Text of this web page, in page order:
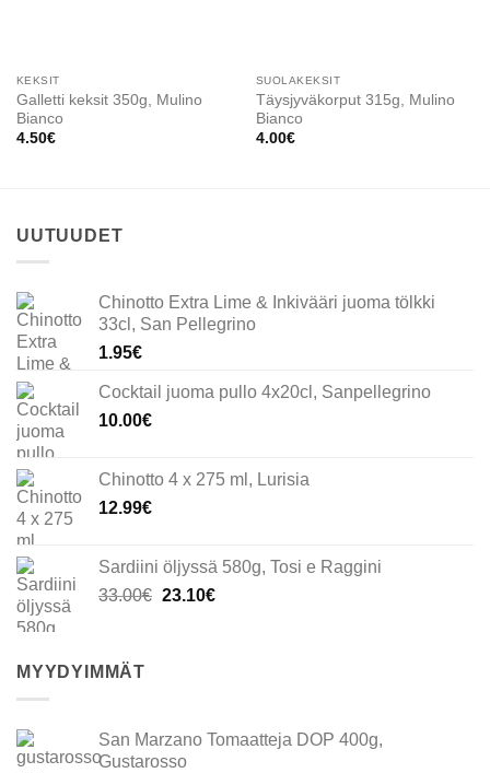
KEKSIT
Galletti keksit 350g, Mulino
Bianco
4.50€
SUOLAKEKSIT
Täysjyväkorput 315g, Mulino
Bianco
4.00€
UUTUUDET
Chinotto Extra Lime & Inkivääri juoma tölkki
33cl, San Pellegrino
1.95€
Cocktail juoma pullo 4x20cl, Sanpellegrino
10.00€
Chinotto 4 x 275 ml, Lurisia
12.99€
Sardiini öljyssä 580g, Tosi e Raggini
33.00€ Alkuperäinen
23.10€Nykyinen
MYYDYIMMÄT
San Marzano Tomaatteja DOP 400g,
Gustarosso